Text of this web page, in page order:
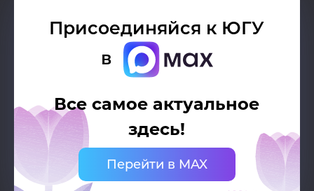
Присоединяйся к ЮГУ
в
Все самое актуальное
здесь!
Перейти в MAX